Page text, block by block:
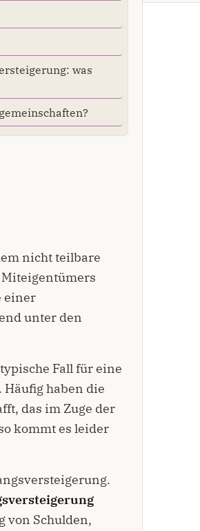
was
nicht teilbare
einer
unter den
Fall für eine
haben die
das im Zuge der
kommt es leider
von Schulden,